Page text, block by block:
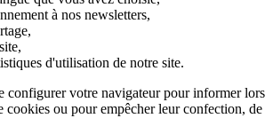
à nos newsletters,
d'utilisation de notre site.
configurer votre navigateur pour informer lors
cookies ou pour empêcher leur confection, de